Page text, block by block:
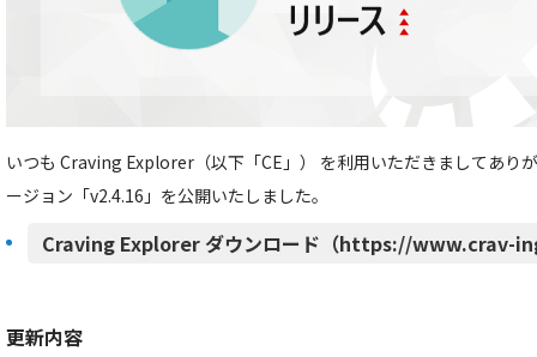
いつも Craving Explorer（以下「CE」） を利用いただきましてあり
ージョン「v2.4.16」を公開いたしました。
Craving Explorer ダウンロード（https://www.crav-
更新内容